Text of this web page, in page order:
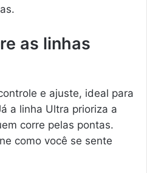
as linhas
e ajuste, ideal para
a linha Ultra prioriza a
corre pelas pontas.
como você se sente